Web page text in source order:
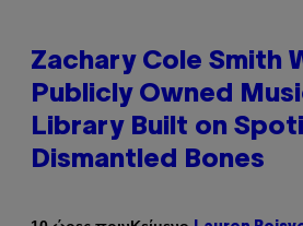
Zachary Cole Smith
Publicly Owned
Library Built on
Dismantled Bones